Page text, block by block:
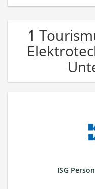
1
ISG